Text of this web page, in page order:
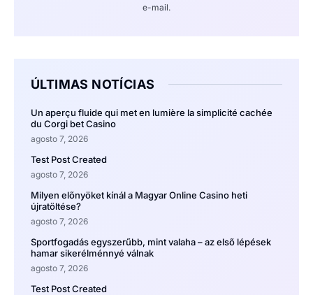
e-mail.
ÚLTIMAS NOTÍCIAS
Un aperçu fluide qui met en lumière la simplicité cachée
du Corgi bet Casino
agosto 7, 2026
Test Post Created
agosto 7, 2026
Milyen előnyöket kínál a Magyar Online Casino heti
újratöltése?
agosto 7, 2026
Sportfogadás egyszerűbb, mint valaha – az első lépések
hamar sikerélménnyé válnak
agosto 7, 2026
Test Post Created